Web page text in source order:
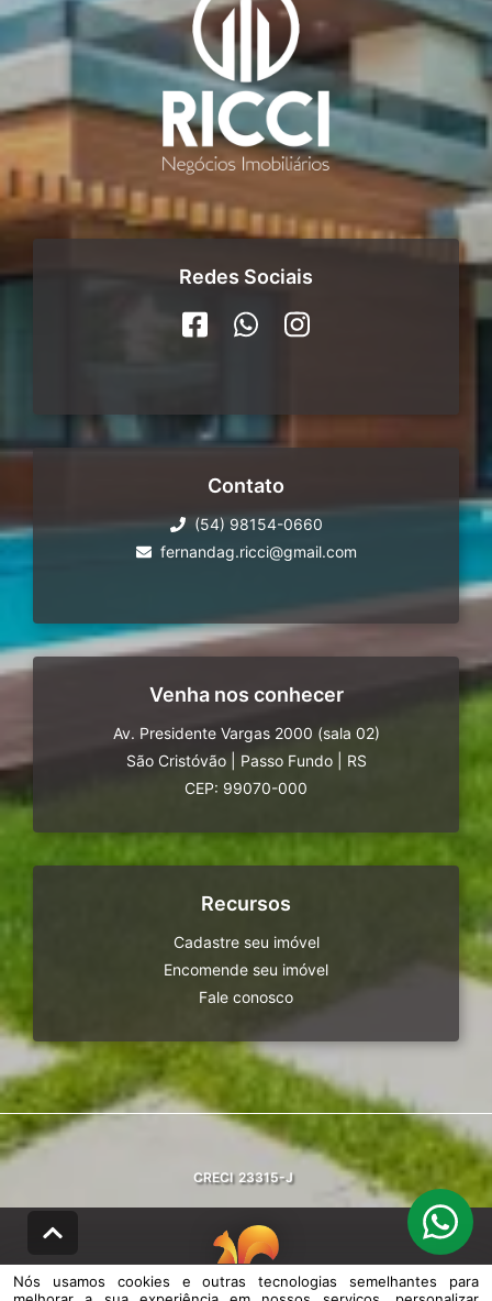
Redes Sociais
Contato
(54) 98154-0660
fernandag.ricci@gmail.com
Venha nos conhecer
Av. Presidente Vargas 2000 (sala 02)
São Cristóvão
Passo Fundo
RS
CEP: 99070-000
Recursos
Cadastre seu imóvel
Encomende seu imóvel
Fale conosco
CRECI 23315-J
Nós usamos cookies e outras tecnologias semelhantes para